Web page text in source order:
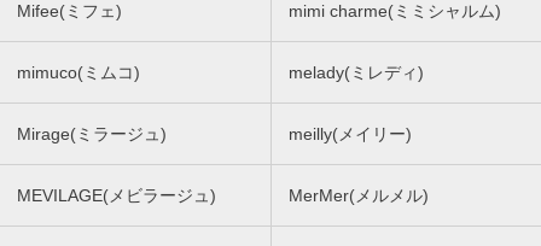
Mifee(ミフェ) mimi charme(ミミシャルム)
mimuco(ミムコ) melady(ミレディ)
Mirage(ミラージュ) meilly(メイリー)
MEVILAGE(メビラージュ) MerMer(メルメル)